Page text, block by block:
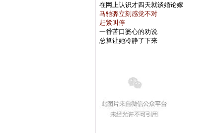
在网上认识才四天就谈婚论嫁
马驰骅立刻感觉不对
赶紧叫停
一番苦口婆心的劝说
总算让她冷静了下来